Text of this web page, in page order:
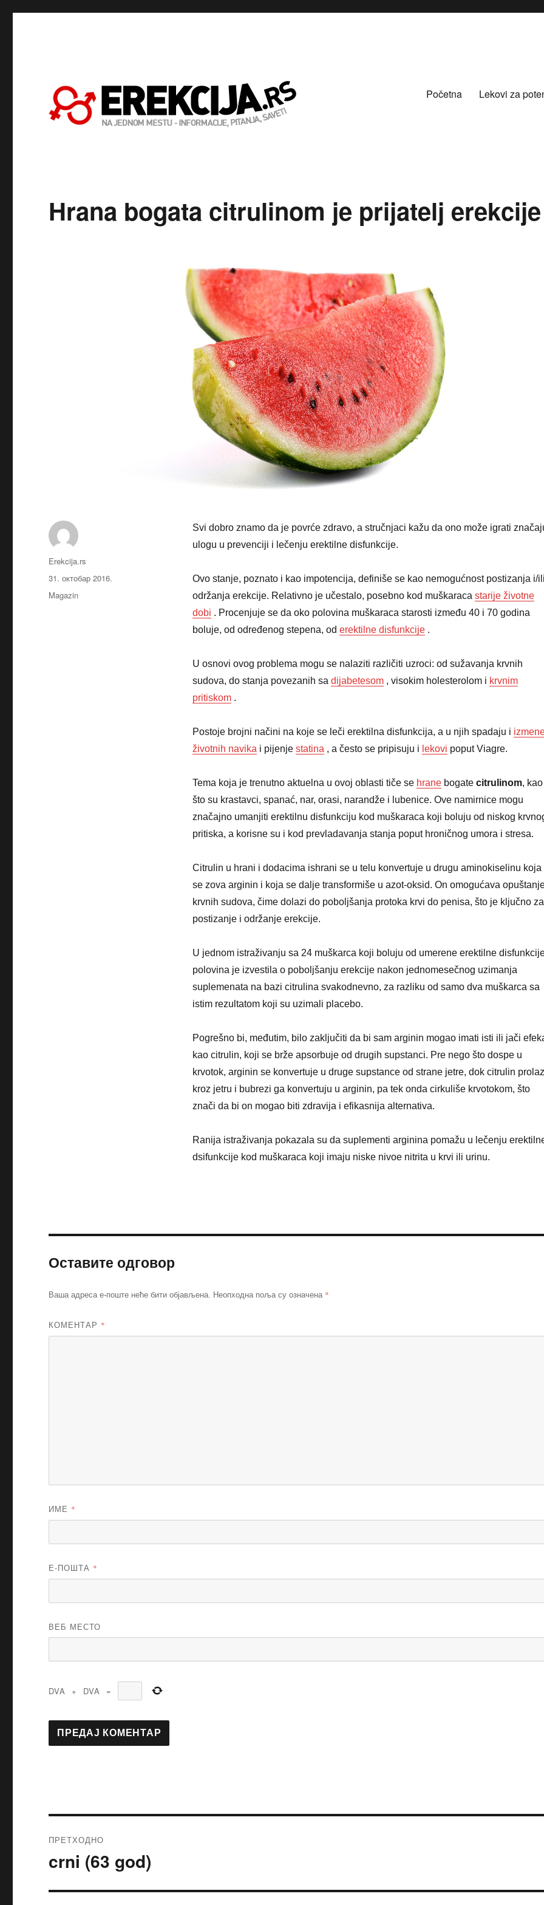
Početna Lekovi za
Hrana bogata citrulinom je prijatelj erekcije
Svi dobro znamo da je povrće zdravo, a stručnjaci kažu da ono može igrati
ulogu u prevenciji i lečenju erektilne disfunkcije.
Ovo stanje, poznato i kao impotencija, definiše se kao nemogućnost postizanja i/
održanja erekcije. Relativno je učestalo, posebno kod muškaraca starije životne
dobi . Procenjuje se da oko polovina muškaraca starosti između 40 i 70 godina
boluje, od određenog stepena, od erektilne disfunkcije.
U osnovi ovog problema mogu se nalaziti različiti uzroci: od sužavanja krvnih
sudova, do stanja povezanih sa dijabetesom, visokim holesterolom i krvnim
pritiskom.
Postoje brojni načini na koje se leči erektilna disfunkcija, a u njih spadaju i
životnih navika i pijenje statina , a često se pripisuju i lekovi poput Viagre.
Tema koja je trenutno aktuelna u ovoj oblasti tiče se hranebogate citrulinom, kao
što su krastavci, spanać, nar, orasi, narandže i lubenice. Ove namirnice mogu
značajno umanjiti erektilnu disfunkciju kod muškaraca koji boluju od niskog
pritiska, a korisne su i kod prevladavanja stanja poput hroničnog umora i stresa.
Citrulin u hrani i dodacima ishrani se u telu konvertuje u drugu aminokiselinu koja
se zova arginin i koja se dalje transformiše u azot-oksid. On omogućava
krvnih sudova, čime dolazi do poboljšanja protoka krvi do penisa, što je ključno za
postizanje i održanje erekcije.
U jednom istraživanju sa 24 muškarca koji boluju od umerene erektilne
polovina je izvestila o poboljšanju erekcije nakon jednomesečnog uzimanja
suplemenata na bazi citrulina svakodnevno, za razliku od samo dva muškarca sa
istim rezultatom koji su uzimali placebo.
Pogrešno bi, međutim, bilo zaključiti da bi sam arginin mogao imati isti ili jači
kao citrulin, koji se brže apsorbuje od drugih supstanci. Pre nego što dospe u
krvotok, arginin se konvertuje u druge supstance od strane jetre, dok citrulin
kroz jetru i bubrezi ga konvertuju u arginin, pa tek onda cirkuliše krvotokom, što
znači da bi on mogao biti zdravija i efikasnija alternativa.
Ranija istraživanja pokazala su da suplementi arginina pomažu u lečenju
dsifunkcije kod muškaraca koji imaju niske nivoe nitrita u krvi ili urinu.
Аутор
Erekcija.rs
Објављено
31. октобар 2016.
Категорије
Magazin
Оставите одговор
Ваша адреса е-поште неће бити објављена. Неопходна поља су означена *
КОМЕНТАР *
ИМЕ *
Е-ПОШТА *
ВЕБ МЕСТО
DVA + DVA =
ПРЕТХОДНО
Претходни
crni (63 god)